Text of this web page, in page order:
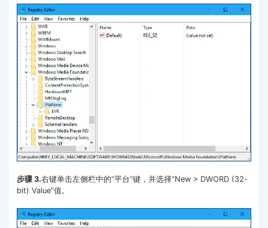
步骤 3.右键单击左侧栏中的“平台”键，并选择“New > DWORD (32-
bit) Value”值。